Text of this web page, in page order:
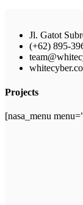
Jl. Gatot
(+62) 895-
Projects
[nasa_menu